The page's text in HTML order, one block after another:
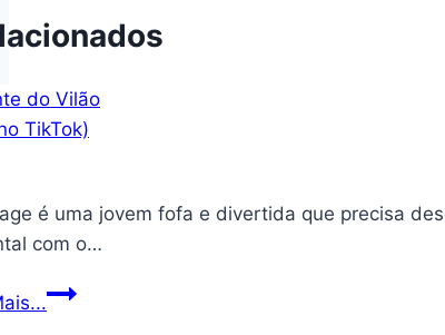
é uma jovem fofa e divertida que precisa
com o…
Assistente